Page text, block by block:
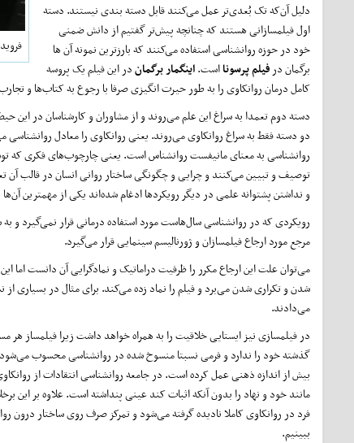
دلیل آن‌که تک بُعدی‌تر عمل می‌کنند قابل دسته بندی نیستند. دسته
اول فیلمسازانی هستند که چنانچه پیش‌تر گفتیم از دانش ضمنی‌
خود در حوزه روانشناسی استفاده می‌کنند که بارزترین نمونه آن ها
برگمان در فیلم پرسونااست.اینگمار برگماندر این فیلم یک پروسه
کامل درمان روانکاوی را به طور حیرت انگیزی صرفا با رجوع به کتاب‌ها و
دسته دوم تعمدا به سراغ این علم می‌روند و از مشاوران و کارشناسان در این
دو دسته فقط به سراغ روانکاوی می‌روند. یعنی روانکاوی را معادل
روانشناسی به معنای مانیفست روانشناس است. یعنی چارچوب‌های فکری
توصیف و تبیین می‌کنند و چرایی و چگونگی ساختار روانی انسان در قالب آن
و نداشتن پشتوانه علمی در دیگر رویکرد‌ها ادغام شده‌اند یکی از مهمترین
رویکردی که در روانشناسی سال‌هاست مورد استفاده درمانی قرار نمی‌گیرد و
مرجع مورد ارجاع فیلمسازان و ژورنالیسم سینمایی قرار می‌گیرد.
می‌توان علت این ارجاع مکرر را ظرفیت دراماتیک و نمادگرایی آن دانست اما
می‌دادند.
در فیلمسازی نیز ایستایی خلاقیت را به همراه خواهد داشت زیرا فیلمساز هر
گذشته خود را ندارد و فرمی نسبتا منسوخ شده در روانشناسی محسوب می‌شود.
بیش از اندازه ذهنی عمل کرده است. در جامعه روانشناسی انتقادات از
مانند خود و نهاد را بدون آنکه اثبات کند عینی پنداشته است. علاوه بر
فرد در روانکاوی کاملا نادیده گرفته می‌شود و تمرکز صرف روی ساختار درون
ببینیم.